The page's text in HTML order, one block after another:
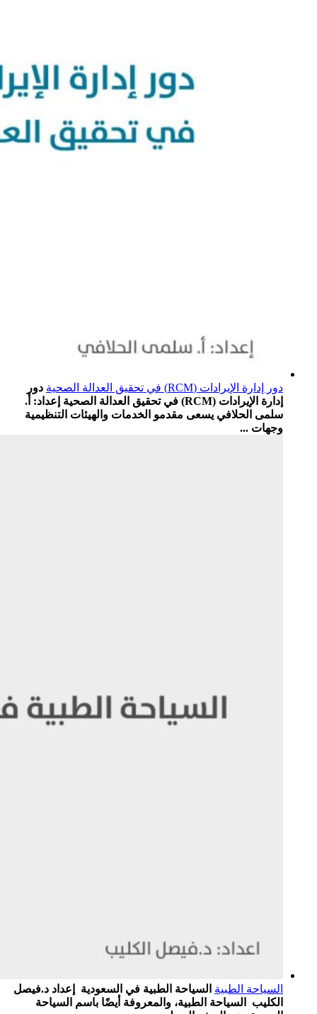
دور إدارة الإيرادات (RCM) في تحقيق العدالة الصحية
دور
إدارة الإيرادات (RCM) في تحقيق العدالة الصحية إعداد: أ.
سلمى الحلافي يسعى مقدمو الخدمات والهيئات التنظيمية
وجهات ...
السياحة الطبية السياحة الطبية في السعودية إعداد د.فيصل
الكليب السياحة الطبية، والمعروفة أيضًا باسم السياحة